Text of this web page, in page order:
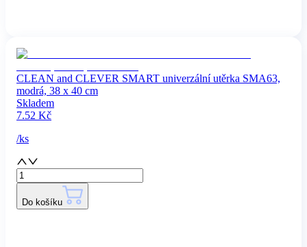
CLEAN and CLEVER SMART univerzální utěrka SMA63,
modrá, 38 x 40 cm
Skladem
7.52 Kč
/ks
Do košíku